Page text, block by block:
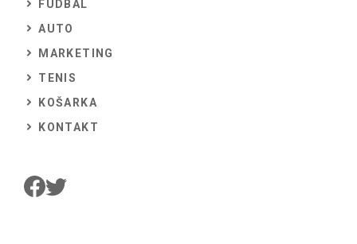
FUDBAL
AUTO
MARKETING
TENIS
KOŠARKA
KONTAKT